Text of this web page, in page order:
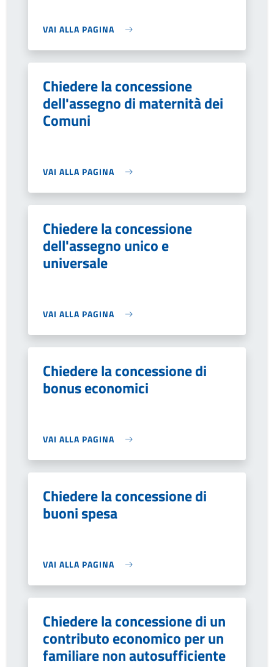
VAI ALLA PAGINA
Chiedere la concessione
dell'assegno di maternità dei
Comuni
VAI ALLA PAGINA
Chiedere la concessione
dell'assegno unico e
universale
VAI ALLA PAGINA
Chiedere la concessione di
bonus economici
VAI ALLA PAGINA
Chiedere la concessione di
buoni spesa
VAI ALLA PAGINA
Chiedere la concessione di un
contributo economico per un
familiare non autosufficiente